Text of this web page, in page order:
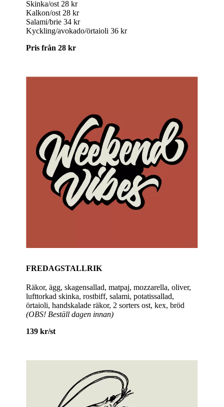
Skinka/ost 28 kr
Kalkon/ost 28 kr
Salami/brie 34 kr
Kyckling/avokado/örtaioli 36 kr
Pris från 28 kr
FREDAGSTALLRIK
Räkor, ägg, skagensallad, matpaj, mozzarella, oliver,
lufttorkad skinka, rostbiff, salami, potatissallad,
örtaioli, handskalade räkor, 2 sorters ost, kex, bröd
(OBS! Beställ dagen innan)
139 kr/st